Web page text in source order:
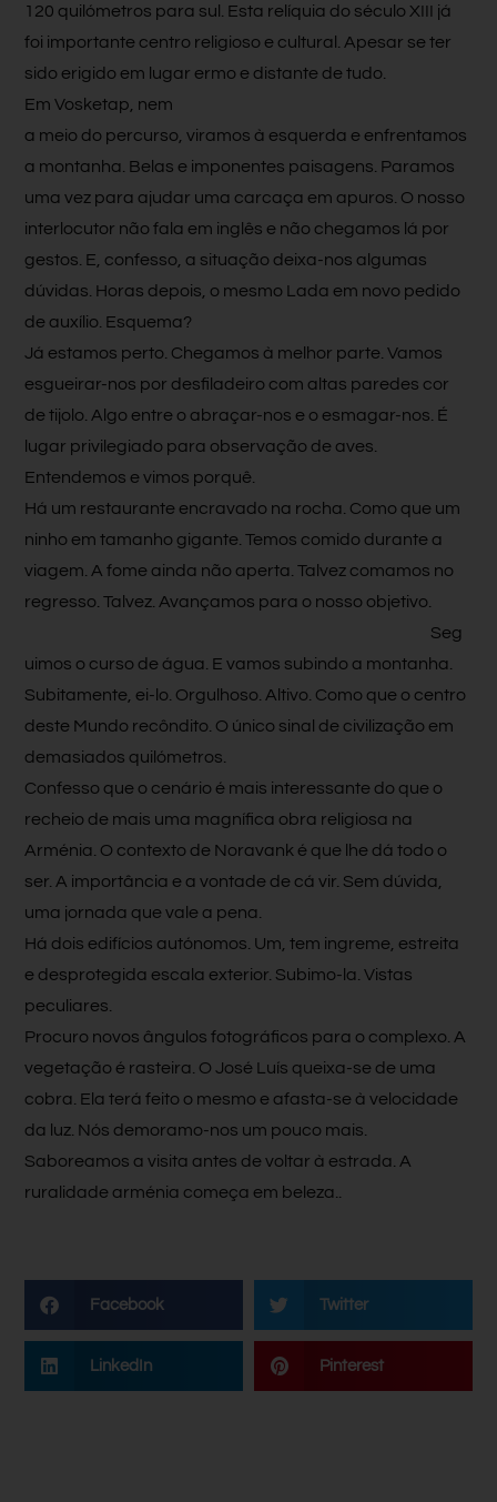
120 quilómetros para sul. Esta relíquia do século XIII já
foi importante centro religioso e cultural. Apesar se ter
sido erigido em lugar ermo e distante de tudo.
Em Vosketap, nem
a meio do percurso, viramos à esquerda e enfrentamos
a montanha. Belas e imponentes paisagens. Paramos
uma vez para ajudar uma carcaça em apuros. O nosso
interlocutor não fala em inglês e não chegamos lá por
gestos. E, confesso, a situação deixa-nos algumas
dúvidas. Horas depois, o mesmo Lada em novo pedido
de auxílio. Esquema?
Já estamos perto. Chegamos à melhor parte. Vamos
esgueirar-nos por desfiladeiro com altas paredes cor
de tijolo. Algo entre o abraçar-nos e o esmagar-nos. É
lugar privilegiado para observação de aves.
Entendemos e vimos porquê.
Há um restaurante encravado na rocha. Como que um
ninho em tamanho gigante. Temos comido durante a
viagem. A fome ainda não aperta. Talvez comamos no
regresso. Talvez. Avançamos para o nosso objetivo.
Seg
uimos o curso de água. E vamos subindo a montanha.
Subitamente, ei-lo. Orgulhoso. Altivo. Como que o centro
deste Mundo recôndito. O único sinal de civilização em
demasiados quilómetros.
Confesso que o cenário é mais interessante do que o
recheio de mais uma magnífica obra religiosa na
Arménia. O contexto de Noravank é que lhe dá todo o
ser. A importância e a vontade de cá vir. Sem dúvida,
uma jornada que vale a pena.
Há dois edifícios autónomos. Um, tem ingreme, estreita
e desprotegida escala exterior. Subimo-la. Vistas
peculiares.
Procuro novos ângulos fotográficos para o complexo. A
vegetação é rasteira. O José Luís queixa-se de uma
cobra. Ela terá feito o mesmo e afasta-se à velocidade
da luz. Nós demoramo-nos um pouco mais.
Saboreamos a visita antes de voltar à estrada. A
ruralidade arménia começa em beleza..
Facebook Twitter
LinkedIn Pinterest